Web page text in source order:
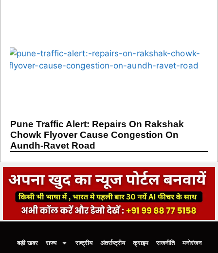
Pune Traffic Alert: Repairs On Rakshak
Chowk Flyover Cause Congestion On
Aundh-Ravet Road
बड़ी खबर राज्य राष्ट्रीय अंतर्राष्ट्रीय क्राइम राजनीति
मनोरंजन